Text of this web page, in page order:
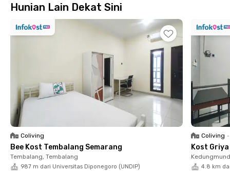
Jalan Pandanaran hanya dalam 20 menit berkendara saja.
Untuk berbelanja atau sekadar cuci mata, kamu bisa menuju ke
Java Supermall yang lokasinya kurang dari 15 menit saja dari
Griya Nusantara Tembalang Semarang. Kamu juga nggak perlu
takut kelaparan karena di sekitar kost dekat kampus
Tembalang ini banyak tempat makan dan kafe hits yang
Semua kamar di Griya Nusantara Tembalang Semarang sudah
full furnished dengan AC serta kamar mandi dalam. Fasilitas
bersamanya termasuk koneksi WiFi, dapur, meja makan, hingga
area parkir mobil dan motor. Yuk, booking sekarang sebelum
kehabisan!
Hunian Lain Dekat Sini
Coliving
Bee Kost Tembalang Semarang
Tembalang, Tembalang
987 m dari Universitas Diponegoro (UNDIP)
Coliving •
Kost
4.8 km